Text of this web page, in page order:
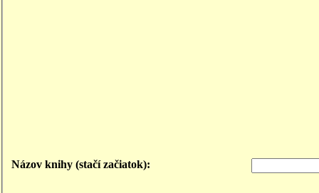
Názov knihy (stačí začiatok):